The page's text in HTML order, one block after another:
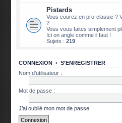
Pistards
Vous courez en pro-classic ?
?
Vous vous faites simplement
Ici on angle comme il faut !
Sujets :219
CONNEXION •S’ENREGISTRER
Nom d’utilisateur :
Mot de passe :
J’ai oublié mon mot de passe